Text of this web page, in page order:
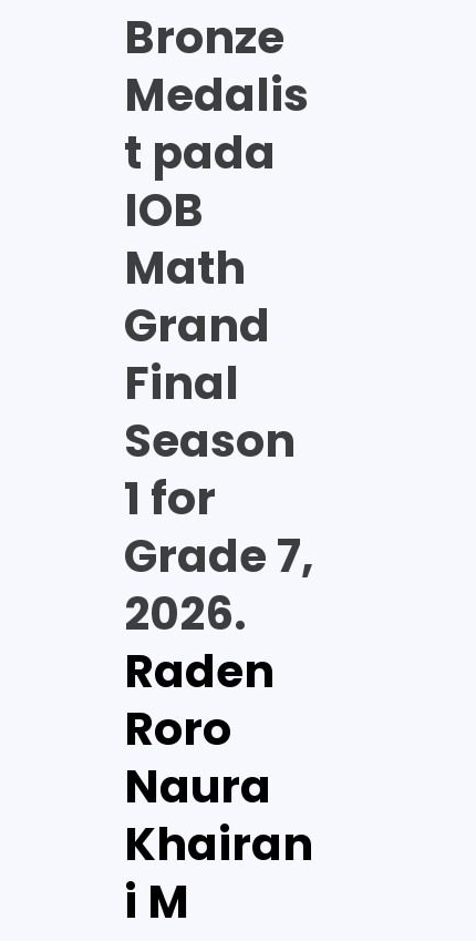
Bronze
Medalis
t pada
IOB
Math
Grand
Final
Season
1 for
Grade 7,
2026.
Raden
Roro
Naura
Khairan
i M